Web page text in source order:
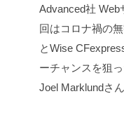
Advanced社 Web
回はコロナ禍の
とWise
ーチャンスを狙
Joel Marklundさ